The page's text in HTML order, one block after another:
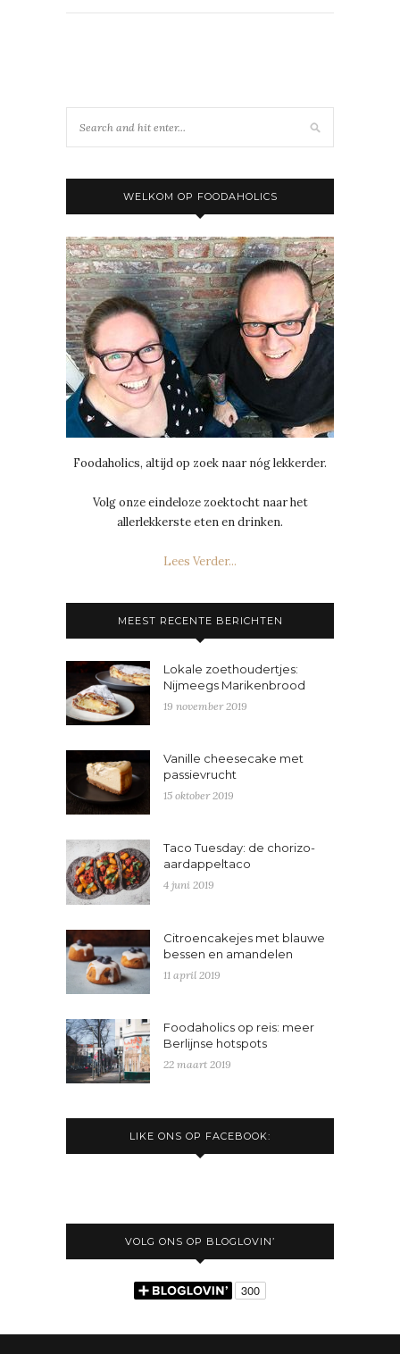
WELKOM OP FOODAHOLICS
Foodaholics, altijd op zoek naar nóg lekkerder.
Volg onze eindeloze zoektocht naar het
allerlekkerste eten en drinken.
Lees Verder...
MEEST RECENTE BERICHTEN
Lokale zoethoudertjes:
Nijmeegs Marikenbrood
19 november 2019
Vanille cheesecake met
passievrucht
15 oktober 2019
Taco Tuesday: de chorizo-
aardappeltaco
4 juni 2019
Citroencakejes met blauwe
bessen en amandelen
11 april 2019
Foodaholics op reis: meer
Berlijnse hotspots
22 maart 2019
LIKE ONS OP FACEBOOK:
VOLG ONS OP BLOGLOVIN’